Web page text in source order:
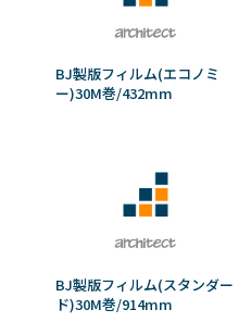
BJ製版フィルム(エコノミ
ー)30M巻/432mm
BJ製版フィルム(スタンダー
ド)30M巻/914mm